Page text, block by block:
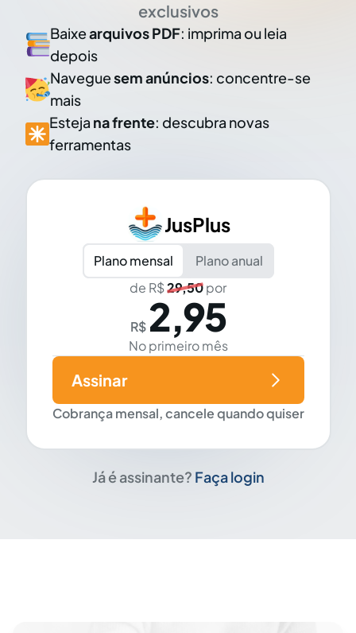
exclusivos
Baixearquivos PDF: imprima ou leia
depois
Naveguesem anúncios: concentre-se
mais
Esteja na frente: descubra novas
ferramentas
JusPlus
Plano mensal
Plano anual
de R$29,50por
R$ 2,95
No primeiro mês
Cobrança mensal, cancele quando quiser
Assinar
Já é assinante? Faça login